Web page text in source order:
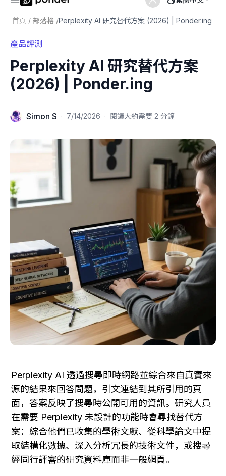
首頁 / 部落格 /Perplexity AI 研究替代方案 (2026) | Ponder.ing
產品評測
Perplexity AI 研究替代方案
(2026) | Ponder.ing
Simon S · 7/14/2026 · 閱讀大約需要 2 分鐘
Perplexity AI 透過搜尋即時網路並綜合來自真實來
源的結果來回答問題，引文連結到其所引用的頁
面，答案反映了搜尋時公開可用的資訊。研究人員
在需要 Perplexity 未設計的功能時會尋找替代方
案：綜合他們已收集的學術文獻、從科學論文中提
取結構化數據、深入分析冗長的技術文件，或搜尋
經同行評審的研究資料庫而非一般網頁。